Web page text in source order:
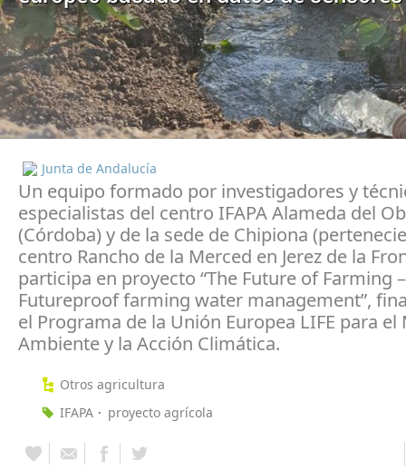
Junta de Andalucía
Un equipo formado por investigadores y
especialistas del centro IFAPA Alameda del
(Córdoba) y de la sede de Chipiona
centro Rancho de la Merced en Jerez de la
participa en proyecto “The Future of Farming –
Futureproof farming water management”,
el Programa de la Unión Europea LIFE para el
Ambiente y la Acción Climática.
Otros agricultura
IFAPA
proyecto agrícola